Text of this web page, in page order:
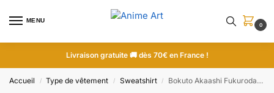
MENU
0
Livraison gratuite 🚚 dès 70€ en France !
Accueil / Type de vêtement / Sweatshirt / Bokuto Akaashi Fukurodani Duo | Haikyu!! | Sweatshirt brodé